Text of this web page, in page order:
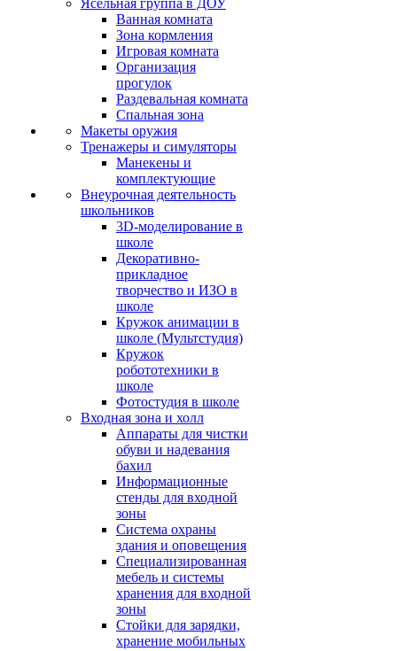
Ясельная группа в ДОУ
Ванная комната
Зона кормления
Игровая комната
Организация
прогулок
Раздевальная комната
Спальная зона
Макеты оружия
Тренажеры и симуляторы
Манекены и
комплектующие
Внеурочная деятельность
школьников
3D-моделирование в
школе
Декоративно-
прикладное
творчество и ИЗО в
школе
Кружок анимации в
школе (Мультстудия)
Кружок
робототехники в
школе
Фотостудия в школе
Входная зона и холл
Аппараты для чистки
обуви и надевания
бахил
Информационные
стенды для входной
зоны
Система охраны
здания и оповещения
Специализированная
мебель и системы
хранения для входной
зоны
Стойки для зарядки,
хранение мобильных